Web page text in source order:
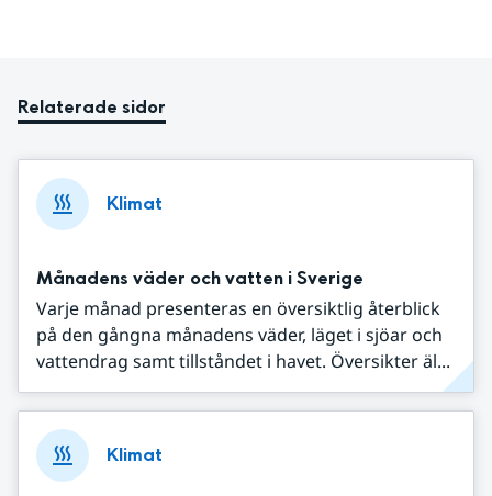
Relaterade sidor
Klimat
Månadens väder och vatten i Sverige
Varje månad presenteras en översiktlig återblick
på den gångna månadens väder, läget i sjöar och
vattendrag samt tillståndet i havet. Översikter äl...
Klimat